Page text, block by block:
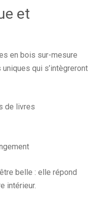
et
en bois sur-mesure
qui s’intègreront
de livres
belle : elle répond
intérieur.